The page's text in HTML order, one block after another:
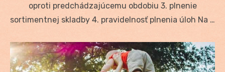
oproti predchádzajúcemu obdobiu 3. plnenie
sortimentnej skladby 4. pravidelnosť plnenia úloh Na …